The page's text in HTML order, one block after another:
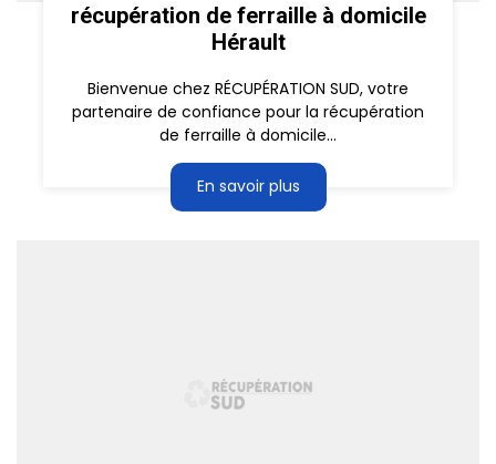
récupération de ferraille à domicile
Hérault
Bienvenue chez RÉCUPÉRATION SUD, votre
partenaire de confiance pour la récupération
de ferraille à domicile...
En savoir plus